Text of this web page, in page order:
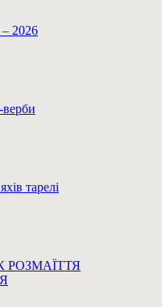
2026
верби
тарелі
РОЗМАЇТТЯ